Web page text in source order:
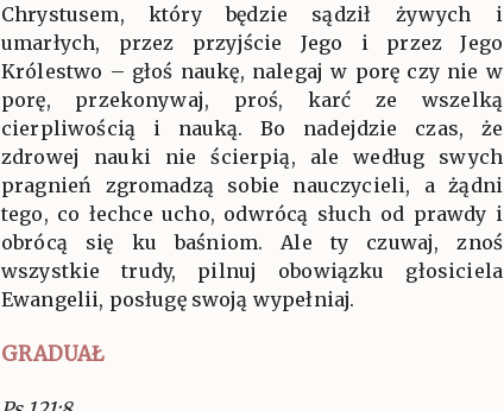
Chrystusem, który będzie sądził żywych i
umarłych, przez przyjście Jego i przez Jego
Królestwo – głoś naukę, nalegaj w porę czy nie w
porę, przekonywaj, proś, karć ze wszelką
cierpliwością i nauką. Bo nadejdzie czas, że
zdrowej nauki nie ścierpią, ale według swych
pragnień zgromadzą sobie nauczycieli, a żądni
tego, co łechce ucho, odwrócą słuch od prawdy i
obrócą się ku baśniom. Ale ty czuwaj, znoś
wszystkie trudy, pilnuj obowiązku głosiciela
Ewangelii, posługę swoją wypełniaj.
GRADUAŁ